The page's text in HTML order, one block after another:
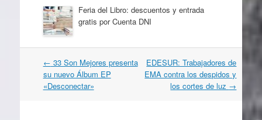
Feria del Libro: descuentos y entrada
gratis por Cuenta DNI
Navegación
por
artículos
← 33 Son Mejores presenta
su nuevo Álbum EP
«Desconectar»
EDESUR: Trabajadores de
EMA contra los despidos y
los cortes de luz →